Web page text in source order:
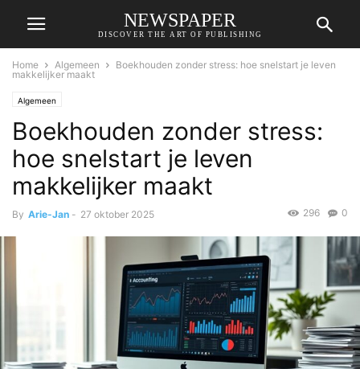
NEWSPAPER
DISCOVER THE ART OF PUBLISHING
Home Algemeen
Boekhouden zonder stress: hoe snelstart je leven
makkelijker maakt
Algemeen
Boekhouden zonder stress:
hoe snelstart je leven
makkelijker maakt
By Arie-Jan - 27 oktober 2025 0
296